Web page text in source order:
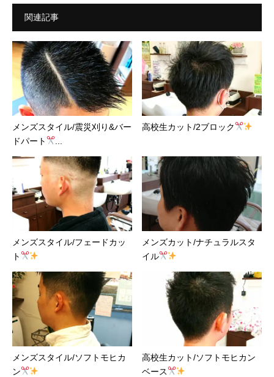
関連記事
メンズスタイル/震災刈り&バー
ドパート
高校生カット/2ブロック
メンズスタイル/フェードカッ
ト
メンズカット/ナチュラルスタ
イル
メンズスタイル/ソフトモヒカ
ン
高校生カット/ソフトモヒカン
ベース